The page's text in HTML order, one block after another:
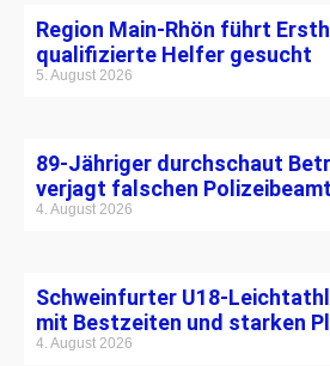
Region Main-Rhön führt
qualifizierte Helfer gesucht
5. August 2026
89-Jähriger durchschaut
verjagt falschen
4. August 2026
Schweinfurter U18-
mit Bestzeiten und starken
4. August 2026